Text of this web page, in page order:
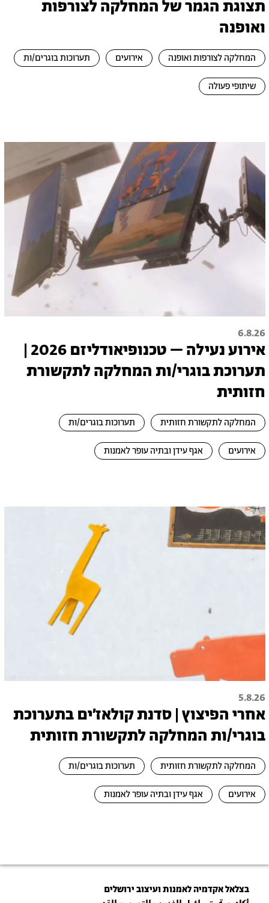
תצוגת הגמר של המחלקה לצורפות
ואופנה
המחלקה לצורפות ואופנה אירועים תערוכות בוגרים/ות
שיתופי פעולה
6.8.26
אירוע נעילה – טכנופיאודליזם 2026 |
תערוכת בוגרי/ות המחלקה לתקשורת
חזותית
המחלקה לתקשורת חזותית תערוכות בוגרים/ות
אירועים אגף עידן ובתיה עופר לאמנות
5.8.26
אחרי הפיצוץ | סדנת קולאז׳ים בתערוכת
בוגרי/ות המחלקה לתקשורת חזותית
המחלקה לתקשורת חזותית תערוכות בוגרים/ות
אירועים אגף עידן ובתיה עופר לאמנות
בצלאל אקדמיה לאמנות ועיצוב ירושלים